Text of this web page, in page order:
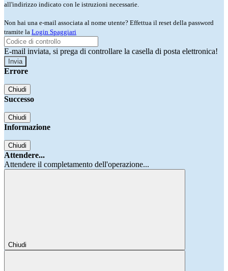
all'indirizzo indicato con le istruzioni necessarie.
Non hai una e-mail associata al nome utente? Effettua il reset della password
tramite la Login Spaggiari
E-mail inviata, si prega di controllare la casella di posta elettronica!
Errore
Chiudi
Successo
Chiudi
Informazione
Chiudi
Attendere...
Attendere il completamento dell'operazione...
Chiudi